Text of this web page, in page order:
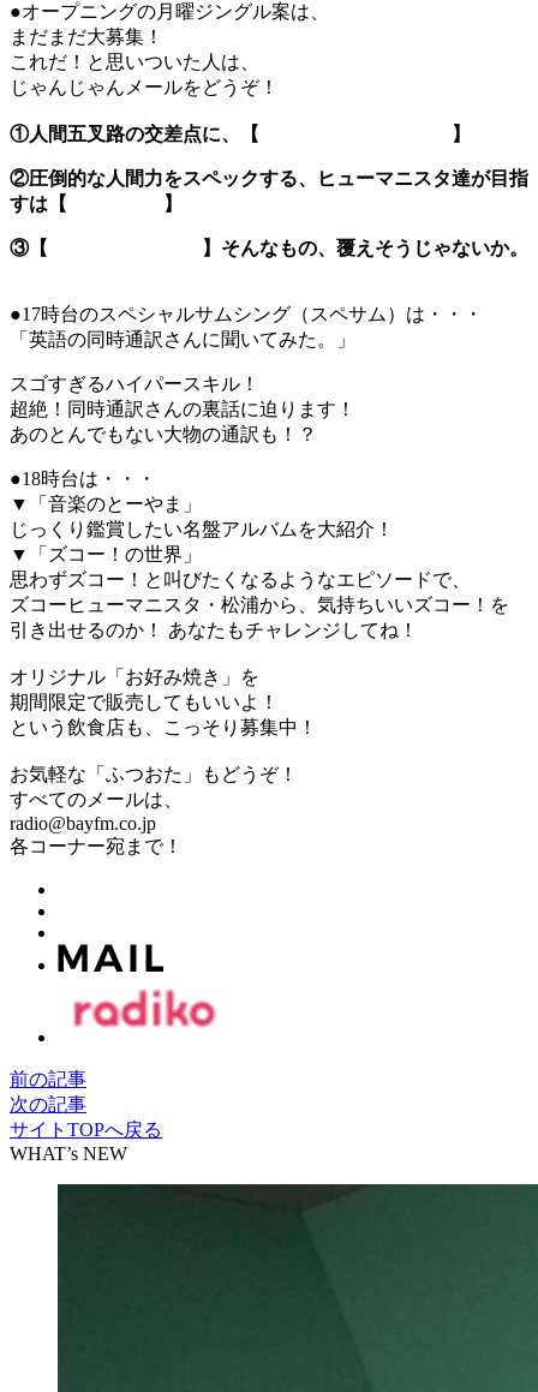
●オープニングの月曜ジングル案は、
まだまだ大募集！
これだ！と思いついた人は、
じゃんじゃんメールをどうぞ！
①人間五叉路の交差点に、【 】
②圧倒的な人間力をスペックする、ヒューマニスタ達が目指
すは【 】
③【 】そんなもの、覆えそうじゃないか。
●17時台のスペシャルサムシング（スペサム）は・・・
「英語の同時通訳さんに聞いてみた。」
スゴすぎるハイパースキル！
超絶！同時通訳さんの裏話に迫ります！
あのとんでもない大物の通訳も！？
●18時台は・・・
▼「音楽のとーやま」
じっくり鑑賞したい名盤アルバムを大紹介！
▼「ズコー！の世界」
思わずズコー！と叫びたくなるようなエピソードで、
ズコーヒューマニスタ・松浦から、気持ちいいズコー！を
引き出せるのか！ あなたもチャレンジしてね！
オリジナル「お好み焼き」を
期間限定で販売してもいいよ！
という飲食店も、こっそり募集中！
お気軽な「ふつおた」もどうぞ！
すべてのメールは、
radio@bayfm.co.jp
各コーナー宛まで！
前の記事
次の記事
サイトTOPへ戻る
WHAT’s NEW